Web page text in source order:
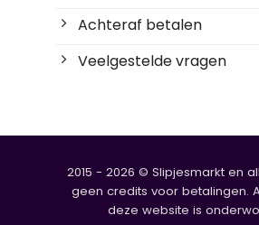
Achteraf betalen
Veelgestelde vragen
2015 - 2026 © Slipjesmarkt en
geen credits voor betalingen.
deze website is